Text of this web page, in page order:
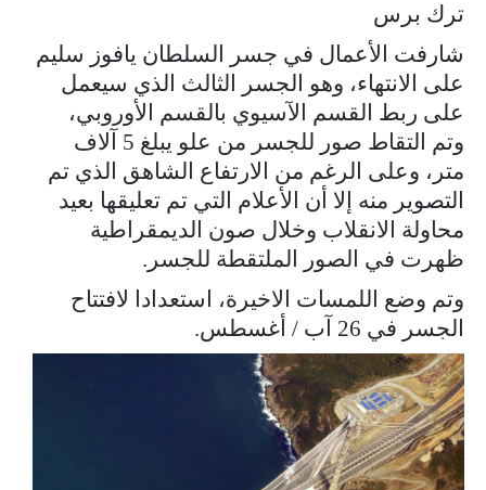
ترك برس
شارفت الأعمال في جسر السلطان يافوز سليم
على الانتهاء، وهو الجسر الثالث الذي سيعمل
على ربط القسم الآسيوي بالقسم الأوروبي،
وتم التقاط صور للجسر من علو يبلغ 5 آلاف
متر، وعلى الرغم من الارتفاع الشاهق الذي تم
التصوير منه إلا أن الأعلام التي تم تعليقها بعيد
محاولة الانقلاب وخلال صون الديمقراطية
ظهرت في الصور الملتقطة للجسر.
وتم وضع اللمسات الاخيرة، استعدادا لافتتاح
الجسر في 26 آب / أغسطس.